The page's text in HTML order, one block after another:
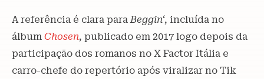
A referência é clara paraBeggin‘, incluída no
álbum Chosen, publicado em 2017 logo depois da
participação dos romanos no X Factor Itália e
carro-chefe do repertório após viralizar no Tik